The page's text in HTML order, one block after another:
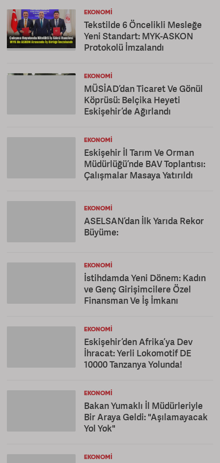
EKONOMI
Tekstilde 6 Öncelikli Mesleğe
Yeni Standart: MYK-ASKON
Protokolü İmzalandı
EKONOMI
MÜSİAD’dan Ticaret Ve Gönül
Köprüsü: Belçika Heyeti
Eskişehir’de Ağırlandı
EKONOMI
Eskişehir İl Tarım Ve Orman
Müdürlüğü’nde BAV Toplantısı:
Çalışmalar Masaya Yatırıldı
EKONOMI
ASELSAN’dan İlk Yarıda Rekor
Büyüme:
EKONOMI
İstihdamda Yeni Dönem: Kadın
ve Genç Girişimcilere Özel
Finansman Ve İş İmkanı
EKONOMI
Eskişehir’den Afrika’ya Dev
İhracat: Yerli Lokomotif DE
10000 Tanzanya Yolunda!
EKONOMI
Bakan Yumaklı İl Müdürleriyle
Bir Araya Geldi: "Aşılamayacak
Yol Yok"
EKONOMI